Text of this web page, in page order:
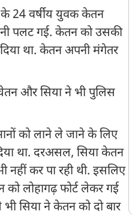
के 24 वर्षीय युवक केतन
पलट गई. केतन को उसकी
था. केतन अपनी मंगेतर
और सिया ने भी पुलिस
को लाने ले जाने के लिए
था. दरअसल, सिया केतन
नहीं कर पा रही थी. इसलिए
लोहागढ़ फोर्ट लेकर गई
सिया ने केतन को दो बार